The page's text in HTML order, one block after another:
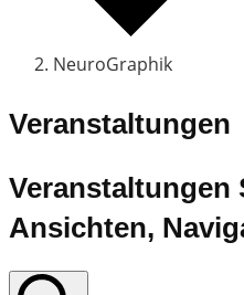
NeuroGraphik
Veranstaltungen
Veranstaltungen
Ansichten,